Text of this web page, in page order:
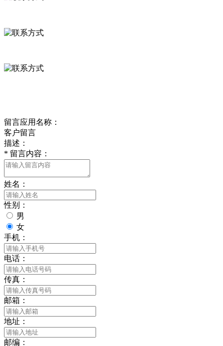
留言应用名称：
客户留言
描述：
* 留言内容：
姓名：
性别：
男
女
手机：
电话：
传真：
邮箱：
地址：
邮编：